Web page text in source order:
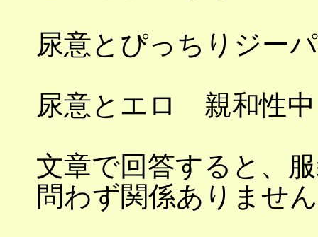
尿意とぴっちりジー
尿意とエロ 親和性中
文章で回答すると、
問わず関係ありません